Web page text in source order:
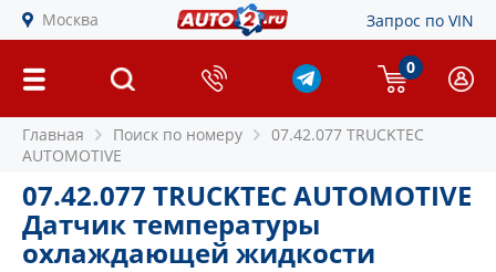
Москва Запрос по VIN
0
Главная Поиск по номеру
07.42.077 TRUCKTEC
AUTOMOTIVE
07.42.077 TRUCKTEC AUTOMOTIVE
Датчик температуры
охлаждающей жидкости